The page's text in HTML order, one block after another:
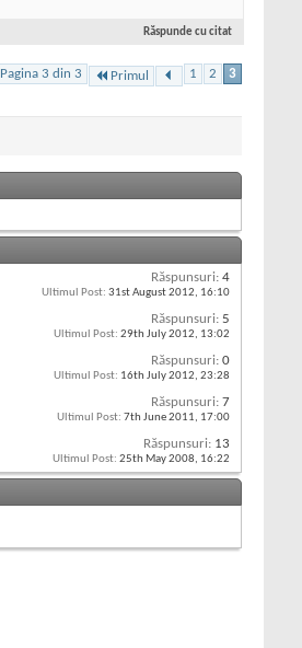
Răspunde cu citat
Pagina 3 din 3 Primul 1 2 3
Răspunsuri: 4
Ultimul Post: 31st August 2012, 16:10
Răspunsuri: 5
Ultimul Post: 29th July 2012, 13:02
Răspunsuri: 0
Ultimul Post: 16th July 2012, 23:28
Răspunsuri: 7
Ultimul Post: 7th June 2011, 17:00
Răspunsuri: 13
Ultimul Post: 25th May 2008, 16:22